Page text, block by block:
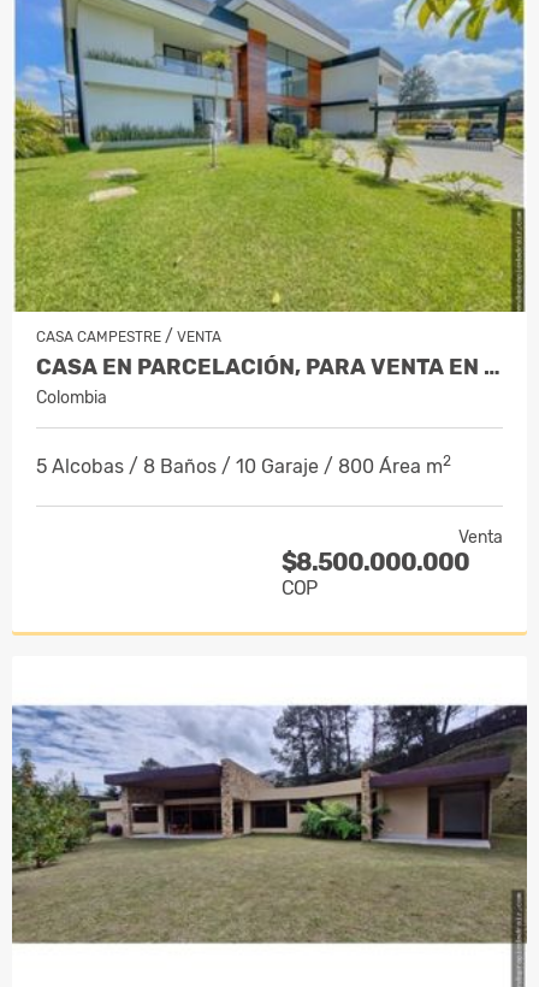
CASA CAMPESTRE / VENTA
CASA EN PARCELACIÓN, PARA VENTA EN RIO…
Colombia
5 Alcobas / 8 Baños / 10 Garaje / 800 Área m2
Venta
$8.500.000.000
COP